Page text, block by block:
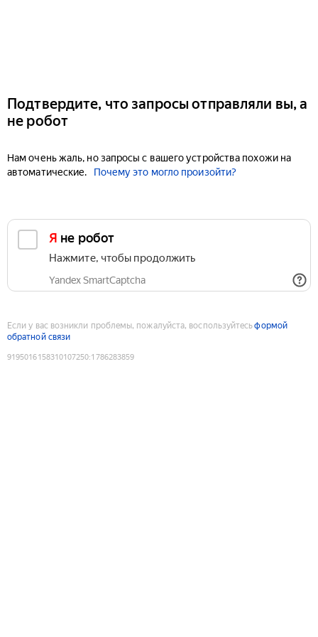
Подтвердите, что запросы отправляли вы, а
не робот
Нам очень жаль, но запросы с вашего устройства похожи на
автоматические.
Почему это могло произойти?
Я не робот
Нажмите, чтобы продолжить
Yandex SmartCaptcha
Если у вас возникли проблемы, пожалуйста, воспользуйтесьформой
обратной связи
9195016158310107250:1786283859